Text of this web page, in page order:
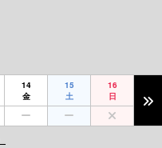
14
金
15
土
16
日